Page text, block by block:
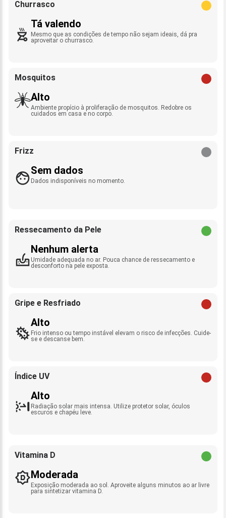
Churrasco
Tá valendo
Mesmo que as condições de tempo não sejam ideais, dá pra
aproveitar o churrasco.
Mosquitos
Alto
Ambiente propício à proliferação de mosquitos. Redobre os
cuidados em casa e no corpo.
Frizz
Sem dados
Dados indisponíveis no momento.
Ressecamento da Pele
Nenhum alerta
Umidade adequada no ar. Pouca chance de ressecamento e
desconforto na pele exposta.
Gripe e Resfriado
Alto
Frio intenso ou tempo instável elevam o risco de infecções. Cuide-
se e descanse bem.
Índice UV
Alto
Radiação solar mais intensa. Utilize protetor solar, óculos
escuros e chapéu leve.
Vitamina D
Moderada
Exposição moderada ao sol. Aproveite alguns minutos ao ar livre
para sintetizar vitamina D.